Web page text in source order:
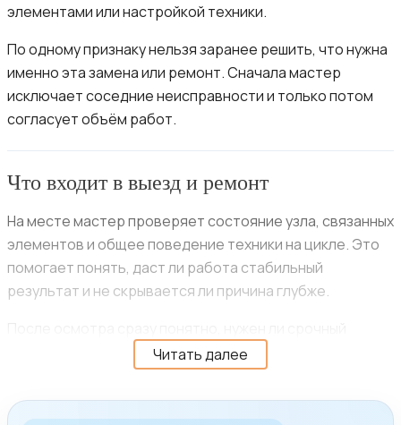
элементами или настройкой техники.
По одному признаку нельзя заранее решить, что нужна
именно эта замена или ремонт. Сначала мастер
исключает соседние неисправности и только потом
согласует объём работ.
Что входит в выезд и ремонт
На месте мастер проверяет состояние узла, связанных
элементов и общее поведение техники на цикле. Это
помогает понять, даст ли работа стабильный
результат и не скрывается ли причина глубже.
ремонт, можно ли решить проблему за один визит и
какой объём работ действительно имеет смысл в
вашем случае.
Читать далее